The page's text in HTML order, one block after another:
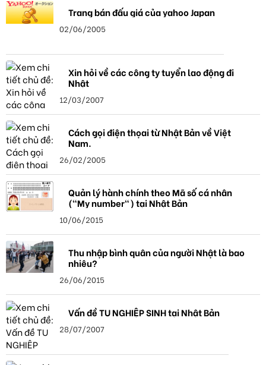
Trang bán đấu giá của yahoo Japan
02/06/2005
Xin hỏi về các công ty tuyển lao động đi
Nhật
12/03/2007
Cách gọi điện thọai từ Nhật Bản về Việt
Nam.
26/02/2005
Quản lý hành chính theo Mã số cá nhân
("My number") tại Nhật Bản
10/06/2015
Thu nhập bình quân của người Nhật là bao
nhiêu?
26/06/2015
Vấn đề TU NGHIỆP SINH tại Nhật Bản
28/07/2007